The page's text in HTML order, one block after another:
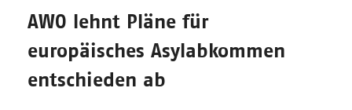
AWO lehnt Pläne für
europäisches Asylabkommen
entschieden ab